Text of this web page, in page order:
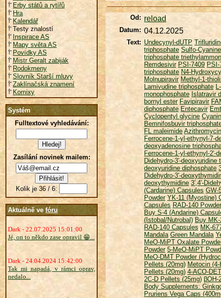
Erby států a rytířů
Hra
Kalendář
Testy znalostí
Inspirace AS
Mapy světa AS
Povídky AS
Mistr Geralt zabiják
Rodokmeny
Slovník Starší mluvy
Zaklínačská znamení
Komixy
Systém
Fulltextové vyhledávání:
Zasílání novinek mailem:
Kolik je 36 / 6:
Aktuálně ve fóru
Dark - 22.07.2025 15:01:00
Jé, on to někdo zase opravil 😁...
Dark - 24.04.2024 15:42:00
Tak mi napadá, v rámci oprav,
nedalo...
Od: reload
Datum: 04.12.2025
Text: Undecynyl-dUTP
triphosphate Sulfo-
triphosphate
Remdesivir PSI-7409 PSI-
triphosphate N4-
Molnupiravir Methyl-1-
Lamivudine triphosphate
monophosphate Islatravir
bornyl ester Favipiravir
diphosphate Entecavir
Cyclopentyl glycine
Bemnifosbuvir
FL maleimide Azithromycin
Ferrocene-1-yl-ethynyl-7-
deoxyadenosine
Ferrocene-1-yl-ethynyl-2′-
Didehydro-3′-deoxyuridine
deoxyuridine diphosphate
Didehydro-3′-
deoxythymidine 3′,4′-
(Cardarine) Capsules GW-
Powder YK-11 (Myostine)
Capsules RAD-140
Buy S-4 (Andarine)
(Istobal/Nutrobal) Buy
RAD-140 Capsules MK-
Mandala Green Mandala
MeO-MiPT Oxalate
Powder 5-MeO-MiPT
MeO-DMT Powder
Pellets (20mg) Metocin
Pellets (20mg) 4-ACO-
2C-D Pellets (25mg) βOH-
Body Supplements:
Pruriens Vega Caps